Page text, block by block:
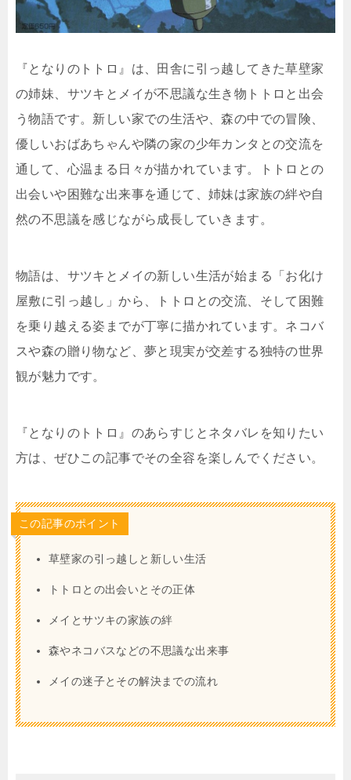
『となりのトトロ』は、田舎に引っ越してきた草壁家
の姉妹、サツキとメイが不思議な生き物トトロと出会
う物語です。新しい家での生活や、森の中での冒険、
優しいおばあちゃんや隣の家の少年カンタとの交流を
通して、心温まる日々が描かれています。トトロとの
出会いや困難な出来事を通じて、姉妹は家族の絆や自
然の不思議を感じながら成長していきます。
物語は、サツキとメイの新しい生活が始まる「お化け
屋敷に引っ越し」から、トトロとの交流、そして困難
を乗り越える姿までが丁寧に描かれています。ネコバ
スや森の贈り物など、夢と現実が交差する独特の世界
観が魅力です。
『となりのトトロ』のあらすじとネタバレを知りたい
方は、ぜひこの記事でその全容を楽しんでください。
この記事のポイント
草壁家の引っ越しと新しい生活
トトロとの出会いとその正体
メイとサツキの家族の絆
森やネコバスなどの不思議な出来事
メイの迷子とその解決までの流れ